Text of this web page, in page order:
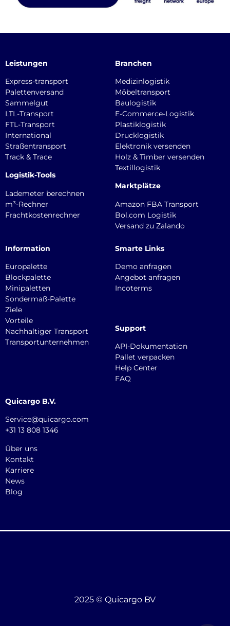
Leistungen
Express-transport
Palettenversand
Sammelgut
LTL-Transport
FTL-Transport
International
Straßentransport
Track & Trace
Logistik-Tools
Lademeter berechnen
m³-Rechner
Frachtkostenrechner
Branchen
Medizinlogistik
Möbeltransport
Baulogistik
E-Commerce-Logistik
Plastiklogistik
Drucklogistik
Elektronik versenden
Holz & Timber versenden
Textillogistik
Marktplätze
Amazon FBA Transport
Bol.com Logistik
Versand zu Zalando
Information
Europalette
Blockpalette
Minipaletten
Sondermaß-Palette
Ziele
Vorteile
Nachhaltiger Transport
Transportunternehmen
Smarte Links
Demo anfragen
Angebot anfragen
Incoterms
Support
API-Dokumentation
Pallet verpacken
Help Center
FAQ
Quicargo B.V.
Service@quicargo.com
+31 13 808 1346
Über uns
Kontakt
Karriere
News
Blog
2025 © Quicargo BV